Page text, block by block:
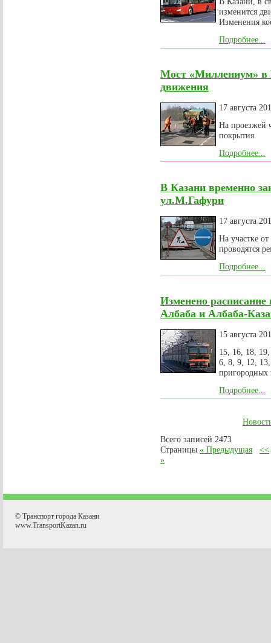
изменится
Изменения
Подробнее...
Мост «Миллениум» в
движения
17 августа
На проезжей
покрытия.
Подробнее...
В Казани временно
ул.М.Гафури
17 августа
На участке
проводятся
Подробнее...
Изменено расписание
Албаба и Албаба-
15 августа
15, 16, 18,
6, 8, 9, 12, 13,
пригородных
Подробнее...
Всего записей 2473
Страницы « Предыдущая
<<
»
© Транспорт города Казани
www.TransportKazan.ru